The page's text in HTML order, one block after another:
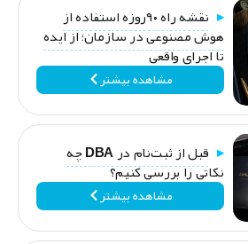
نقشه راه ۹۰روزه استفاده از
هوش مصنوعی در سازمان؛ از ایده
تا اجرای واقعی
مشاهده بیشتر
قبل از ثبت‌نام در DBA چه
نکاتی را بررسی کنیم؟
مشاهده بیشتر